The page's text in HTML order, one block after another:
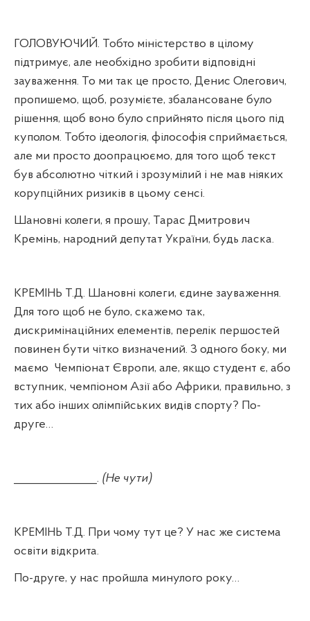
ГОЛОВУЮЧИЙ. Тобто міністерство в цілому
підтримує, але необхідно зробити відповідні
зауваження. То ми так це просто, Денис Олегович,
пропишемо, щоб, розумієте, збалансоване було
рішення, щоб воно було сприйнято після цього під
куполом. Тобто ідеологія, філософія сприймається,
але ми просто доопрацюємо, для того щоб текст
був абсолютно чіткий і зрозумілий і не мав ніяких
корупційних ризиків в цьому сенсі.
Шановні колеги, я прошу, Тарас Дмитрович
Кремінь, народний депутат України, будь ласка.
КРЕМІНЬ Т.Д. Шановні колеги, єдине зауваження.
Для того щоб не було, скажемо так,
дискримінаційних елементів, перелік першостей
повинен бути чітко визначений. З одного боку, ми
маємо Чемпіонат Європи, але, якщо студент є, або
вступник, чемпіоном Азії або Африки, правильно, з
тих або інших олімпійських видів спорту? По-
друге…
_______________. (Не чути)
КРЕМІНЬ Т.Д. При чому тут це? У нас же система
освіти відкрита.
По-друге, у нас пройшла минулого року…